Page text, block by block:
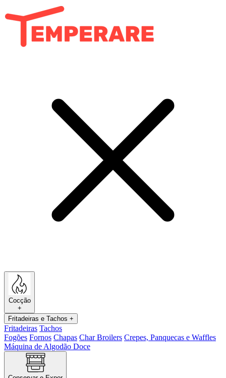
Cocção
+
Fritadeiras e Tachos +
Fritadeiras Tachos
Fogões Fornos Chapas Char Broilers Crepes, Panquecas e Waffles
Máquina de Algodão Doce